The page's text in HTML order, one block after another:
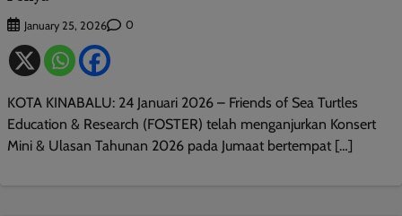
January 25, 2026 0
KOTA KINABALU: 24 Januari 2026 – Friends of Sea Turtles
Education & Research (FOSTER) telah menganjurkan Konsert
Mini & Ulasan Tahunan 2026 pada Jumaat bertempat […]